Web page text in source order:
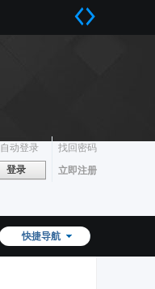
自动登录
找回密码
登录 立即注册
快捷导航